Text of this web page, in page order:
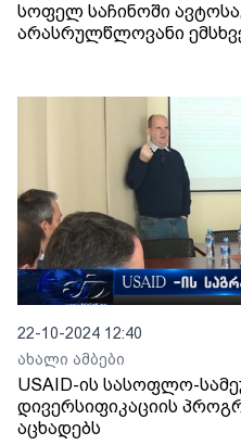
სოფელ საჩინოში
არასრულწლოვანი
22-10-2024 12:40
ახალი ამბები
USAID-ის სასოფლო-
დივერსიფიკაციის
აცხადებს